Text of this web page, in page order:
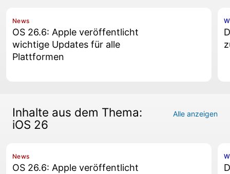
News
OS 26.6: Apple veröffentlicht
wichtige Updates für alle
Plattformen
Inhalte aus dem Thema:
iOS 26
Alle anzeigen
News
OS 26.6: Apple veröffentlicht